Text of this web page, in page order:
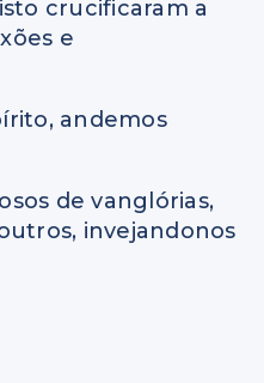
crucificaram a
e
andemos
de vanglórias,
invejandonos